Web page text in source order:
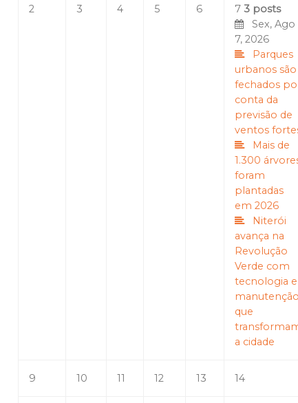
2 3 4 5 6 7 3 posts
Sex, Ago
7, 2026
Parques
urbanos são
fechados
conta da
previsão de
ventos
Mais de
1.300
foram
plantadas
em 2026
Niterói
avança na
Revolução
Verde com
tecnologia e
que
a cidade
9 10 11 12 13 14